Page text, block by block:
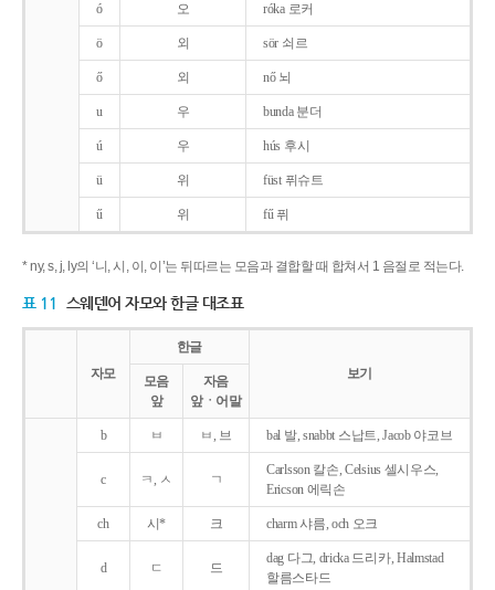
ó 오 róka 로커
ö 외 sör 쇠르
ő 외 nő 뇌
u 우 bunda 분더
ú 우 hús 후시
ü 위 füst 퓌슈트
ű 위 fű 퓌
* ny, s, j, ly의 ‘니, 시, 이, 이’는 뒤따르는 모음과 결합할 때 합쳐서 1 음절로 적는다.
표 11 스웨덴어 자모와 한글 대조표
자모
한글
보기
모음
앞
자음
앞ㆍ어말
b ㅂ ㅂ, 브 bal 발, snabbt 스납트, Jacob 야코브
c ㅋ, ㅅ ㄱ
Carlsson 칼손, Celsius 셀시우스,
Ericson 에릭손
ch 시* 크 charm 샤름, och 오크
d ㄷ 드
dag 다그, dricka 드리카, Halmstad
할름스타드